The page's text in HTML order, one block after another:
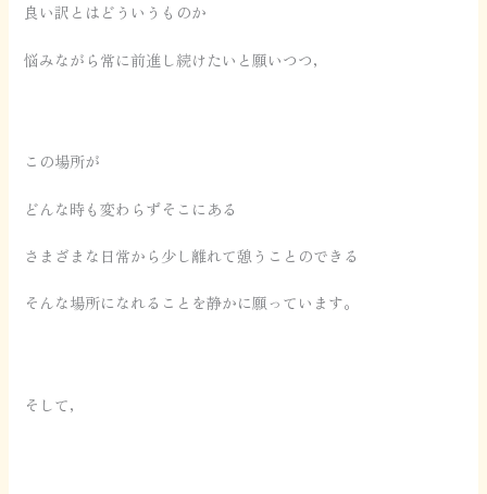
良い訳とはどういうものか
悩みながら常に前進し続けたいと願いつつ，
この場所が
どんな時も変わらずそこにある
さまざまな日常から少し離れて憩うことのできる
そんな場所になれることを静かに願っています。
そして，